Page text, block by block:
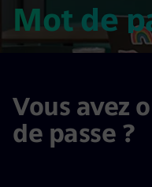
Mot de
Vous avez
de passe ?